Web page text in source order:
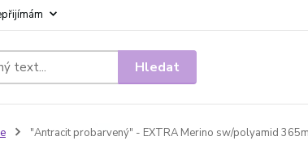
Hledat
"Antracit probarvený" - EXTRA Merino sw/polyamid